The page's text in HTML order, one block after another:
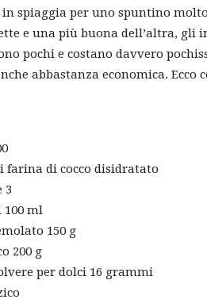
spiaggia per uno spuntino
e una più buona dell’altra, gli
pochi e costano davvero
abbastanza economica. Ecco
farina di cocco disidratato
3
100 ml
150 g
200 g
per dolci 16 grammi